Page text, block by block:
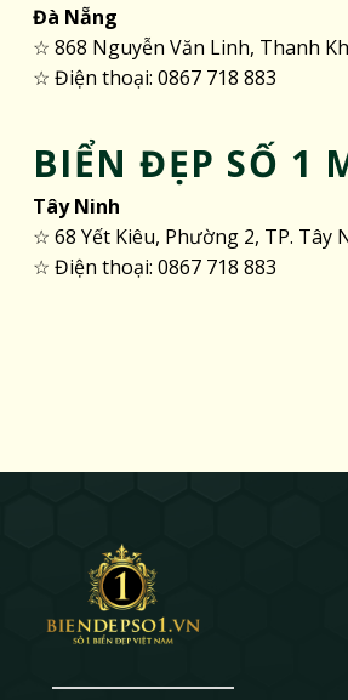
Đà Nẵng
☆ 868 Nguyễn Văn Linh, Thanh
☆ Điện thoại: 0867 718 883
BIỂN ĐẸP SỐ 1
Tây Ninh
☆ 68 Yết Kiêu, Phường 2, TP. Tây
☆ Điện thoại: 0867 718 883